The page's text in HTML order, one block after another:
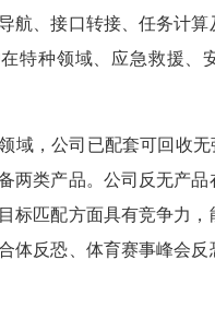
航、接口转接、任务计
特种领域、应急救援、
域，公司已配套可回收
两类产品。公司反无产
标匹配方面具有竞争力
体反恐、体育赛事峰会